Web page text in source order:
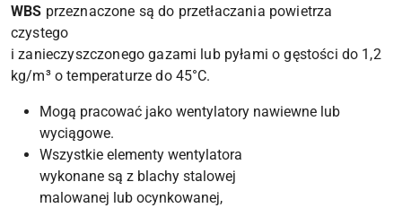
WBS przeznaczone są do przetłaczania powietrza
czystego
i zanieczyszczonego gazami lub pyłami o gęstości do 1,2
kg/m³ o temperaturze do 45°C.
Mogą pracować jako wentylatory nawiewne lub
wyciągowe.
Wszystkie elementy wentylatora
wykonane są z blachy stalowej
malowanej lub ocynkowanej,